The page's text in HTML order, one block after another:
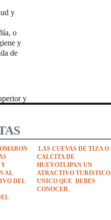
y
o
y
de
y
Y
AL
DEL
LAS CUEVAS DE TIZA O
CALCITA DE
HUEYOTLIPAN UN
ATRACTIVO TURISTICO
UNICO QUE DEBES
CONOCER.